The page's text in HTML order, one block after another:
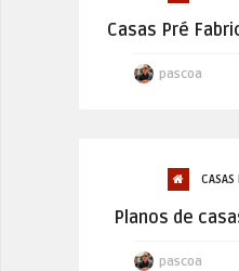
Casas Pré
pascoa
CASAS
Planos de
pascoa